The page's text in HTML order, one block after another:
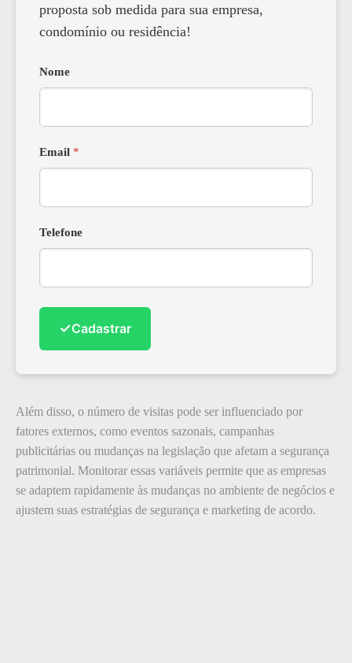
proposta sob medida para sua empresa,
condomínio ou residência!
Nome
Email *
Telefone
✓Cadastrar
Além disso, o número de visitas pode ser influenciado por
fatores externos, como eventos sazonais, campanhas
publicitárias ou mudanças na legislação que afetam a segurança
patrimonial. Monitorar essas variáveis permite que as empresas
se adaptem rapidamente às mudanças no ambiente de negócios e
ajustem suas estratégias de segurança e marketing de acordo.